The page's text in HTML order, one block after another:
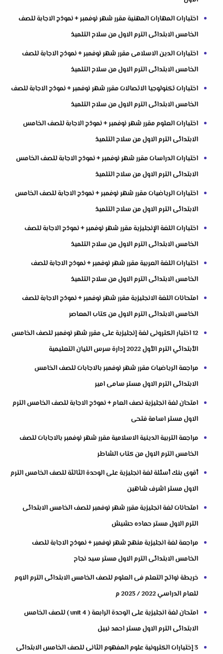
اختبارات المهارات المهنية مقرر شهر نوفمبر + نموذج الاجابة للصف
الخامس الابتدائى الترم الاول من سلاح التلميذ
اختبارات الدين الاسلامى مقرر شهر نوفمبر + نموذج الاجابة للصف
الخامس الابتدائى الترم الاول من سلاح التلميذ
اختبارات تكنولوجيا الاتصالات مقرر شهر نوفمبر + نموذج الاجابة للصف
الخامس الابتدائى الترم الاول من سلاح التلميذ
اختبارات العلوم مقرر شهر نوفمبر + نموذج الاجابة للصف الخامس
الابتدائى الترم الاول من سلاح التلميذ
اختبارات الدراسات مقرر شهر نوفمبر + نموذج الاجابة للصف الخامس
الابتدائى الترم الاول من سلاح التلميذ
اختبارات الرياضيات مقرر شهر نوفمبر + نموذج الاجابة للصف الخامس
الابتدائى الترم الاول من سلاح التلميذ
اختبارات اللغة الإنجليزية مقرر شهر نوفمبر + نموذج الاجابة للصف
الخامس الابتدائى الترم الاول من سلاح التلميذ
اختبارات اللغة العربية مقرر شهر نوفمبر + نموذج الاجابة للصف
الخامس الابتدائى الترم الاول من سلاح التلميذ
امتحانات اللغة الانجليزية مقرر شهر نوفمبر + نموذج الاجابة للصف
الخامس الابتدائى الترم الاول من كتاب المعاصر
12 اختبار الكترونى لغة إنجليزية على مقرر شهر نوفمبر للصف الخامس
الأبتدائي الترم الأول 2022 إدارة سرس الليان التعليمية
مراجعة الرياضيات مقرر شهر نوفمبر بالاجابات للصف الخامس
الابتدائى الترم الاول مستر سامى امير
امتحان لغة انجليزية نصف العام + نموذج الاجابة للصف الخامس الترم
الاول مستر اسامة فتحى
مراجعة التربية الدينية الاسلامية مقرر شهر نوفمبر بالاجابات للصف
الخامس الترم الاول من كتاب الشاطر
أقوى بنك أسئلة لغة انجليزية على الوحدة الثالثة للصف الخامس الترم
الاول مستر اشرف شاهين
امتحانات لغة انجليزية مقرر شهر نوفمبر للصف الخامس الابتدائى
الترم الاول مستر حماده حشيش
مراجعة لغة انجليزية منهج شهر نوفمبر + نموذج الاجابة للصف
الخامس الابتدائى الترم الاول مستر سيد نجاح
خريطة نواتج التعلم فى العلوم للصف الخامس الابتدائى الترم الاوم
للعام الدراسي 2022 / 2023 م
امتحان لغة انجليزية على الوحدة الرابعة ( unit 4 ) للصف الخامس
الابتدائى الترم الاول مستر احمد نبيل
3 إختبارات الكترونية علوم المفهوم الثانى للصف الخامس الابتدائى